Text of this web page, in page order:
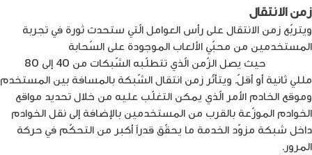
زمن الانتقال
ويتربّع زمن الانتقال على رأس العوامل الّتي ستحدث ثورة في تجربة
المستخدمين من محبّي الألعاب الموجودة على السّحابة
حيث يصل الزّمن الّذي تتطلّبه الشّبكات من 40 إلى 80
مللي ثانية أو أقلّ. ويتأثّر زمن انتقال الشّبكة بالمسافة بين المستخدم
وموقع الخادم الأمر الّذي يمكن التغلّب عليه من خلال تحديد مواقع
الخوادم الموزّعة بالقرب من المستخدمين بالإضافة إلى نقل الخوادم
داخل شبكة مزوّد الخدمة ما يحقّق قدراً أكبر من التحكّم في حركة
المرور.